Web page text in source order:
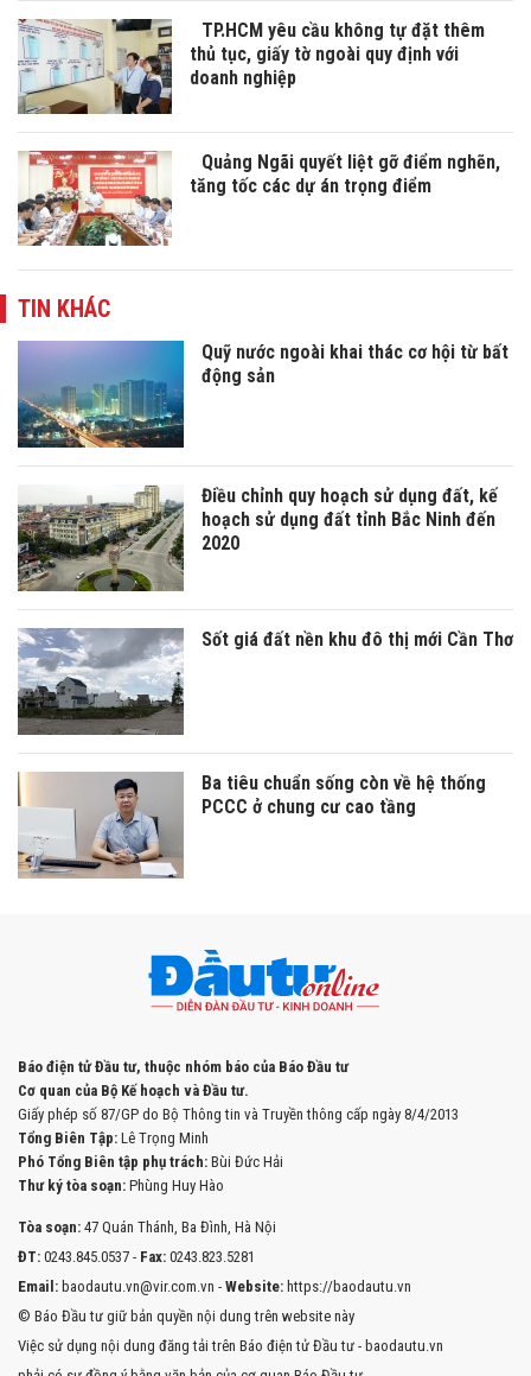
TP.HCM yêu cầu không tự đặt thêm
thủ tục, giấy tờ ngoài quy định với
doanh nghiệp
Quảng Ngãi quyết liệt gỡ điểm nghẽn,
tăng tốc các dự án trọng điểm
TIN KHÁC
Quỹ nước ngoài khai thác cơ hội từ bất
động sản
Điều chỉnh quy hoạch sử dụng đất, kế
hoạch sử dụng đất tỉnh Bắc Ninh đến
2020
Sốt giá đất nền khu đô thị mới Cần Thơ
Ba tiêu chuẩn sống còn về hệ thống
PCCC ở chung cư cao tầng
Báo điện tử Đầu tư, thuộc nhóm báo của Báo Đầu tư
Cơ quan của Bộ Kế hoạch và Đầu tư.
Giấy phép số 87/GP do Bộ Thông tin và Truyền thông cấp ngày 8/4/2013
Tổng Biên Tập: Lê Trọng Minh
Phó Tổng Biên tập phụ trách: Bùi Đức Hải
Thư ký tòa soạn: Phùng Huy Hào
Tòa soạn: 47 Quán Thánh, Ba Đình, Hà Nội
ĐT: 0243.845.0537 - Fax: 0243.823.5281
Email: baodautu.vn@vir.com.vn - Website: https://baodautu.vn
© Báo Đầu tư giữ bản quyền nội dung trên website này
Việc sử dụng nội dung đăng tải trên Báo điện tử Đầu tư - baodautu.vn